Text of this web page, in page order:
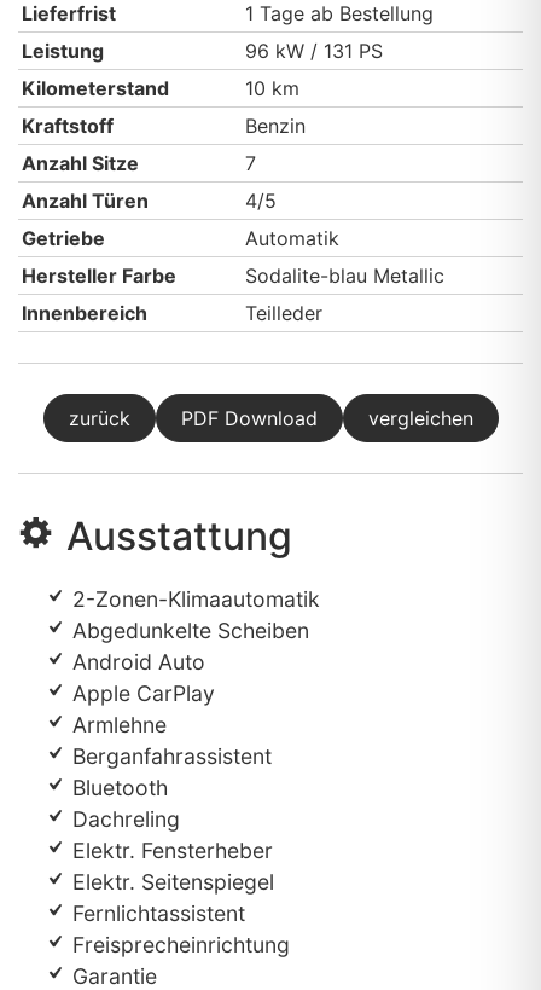
Lieferfrist
1 Tage ab Bestellung
Leistung
96 kW / 131 PS
Kilometerstand
10 km
Kraftstoff
Benzin
Anzahl Sitze
7
Anzahl Türen
4/5
Getriebe
Automatik
Hersteller Farbe
Sodalite-blau Metallic
Innenbereich
Teilleder
zurück PDF Download vergleichen
Ausstattung
2-Zonen-Klimaautomatik
Abgedunkelte Scheiben
Android Auto
Apple CarPlay
Armlehne
Berganfahrassistent
Bluetooth
Dachreling
Elektr. Fensterheber
Elektr. Seitenspiegel
Fernlichtassistent
Freisprecheinrichtung
Garantie